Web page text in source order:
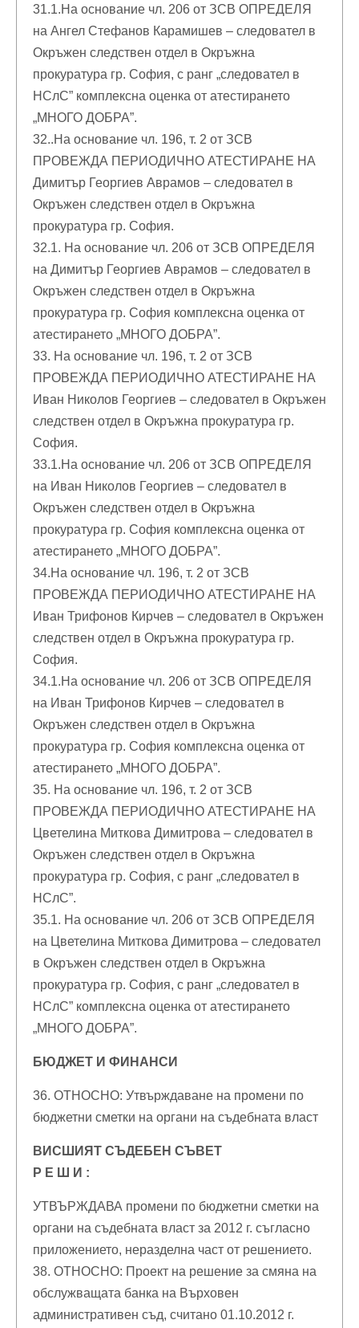
31.1.На основание чл. 206 от ЗСВ ОПРЕДЕЛЯ
на Ангел Стефанов Карамишев – следовател в
Окръжен следствен отдел в Окръжна
прокуратура гр. София, с ранг „следовател в
НСлС” комплексна оценка от атестирането
„МНОГО ДОБРА”.
32..На основание чл. 196, т. 2 от ЗСВ
ПРОВЕЖДА ПЕРИОДИЧНО АТЕСТИРАНЕ НА
Димитър Георгиев Аврамов – следовател в
Окръжен следствен отдел в Окръжна
прокуратура гр. София.
32.1. На основание чл. 206 от ЗСВ ОПРЕДЕЛЯ
на Димитър Георгиев Аврамов – следовател в
Окръжен следствен отдел в Окръжна
прокуратура гр. София комплексна оценка от
атестирането „МНОГО ДОБРА”.
33. На основание чл. 196, т. 2 от ЗСВ
ПРОВЕЖДА ПЕРИОДИЧНО АТЕСТИРАНЕ НА
Иван Николов Георгиев – следовател в Окръжен
следствен отдел в Окръжна прокуратура гр.
София.
33.1.На основание чл. 206 от ЗСВ ОПРЕДЕЛЯ
на Иван Николов Георгиев – следовател в
Окръжен следствен отдел в Окръжна
прокуратура гр. София комплексна оценка от
атестирането „МНОГО ДОБРА”.
34.На основание чл. 196, т. 2 от ЗСВ
ПРОВЕЖДА ПЕРИОДИЧНО АТЕСТИРАНЕ НА
Иван Трифонов Кирчев – следовател в Окръжен
следствен отдел в Окръжна прокуратура гр.
София.
34.1.На основание чл. 206 от ЗСВ ОПРЕДЕЛЯ
на Иван Трифонов Кирчев – следовател в
Окръжен следствен отдел в Окръжна
прокуратура гр. София комплексна оценка от
атестирането „МНОГО ДОБРА”.
35. На основание чл. 196, т. 2 от ЗСВ
ПРОВЕЖДА ПЕРИОДИЧНО АТЕСТИРАНЕ НА
Цветелина Миткова Димитрова – следовател в
Окръжен следствен отдел в Окръжна
прокуратура гр. София, с ранг „следовател в
НСлС”.
35.1. На основание чл. 206 от ЗСВ ОПРЕДЕЛЯ
на Цветелина Миткова Димитрова – следовател
в Окръжен следствен отдел в Окръжна
прокуратура гр. София, с ранг „следовател в
НСлС” комплексна оценка от атестирането
„МНОГО ДОБРА”.
БЮДЖЕТ И ФИНАНСИ
36. ОТНОСНО: Утвърждаване на промени по
бюджетни сметки на органи на съдебната власт
ВИСШИЯТ СЪДЕБЕН СЪВЕТ
Р Е Ш И :
УТВЪРЖДАВА промени по бюджетни сметки на
органи на съдебната власт за 2012 г. съгласно
приложението, неразделна част от решението.
38. ОТНОСНО: Проект на решение за смяна на
обслужващата банка на Върховен
административен съд, считано 01.10.2012 г.